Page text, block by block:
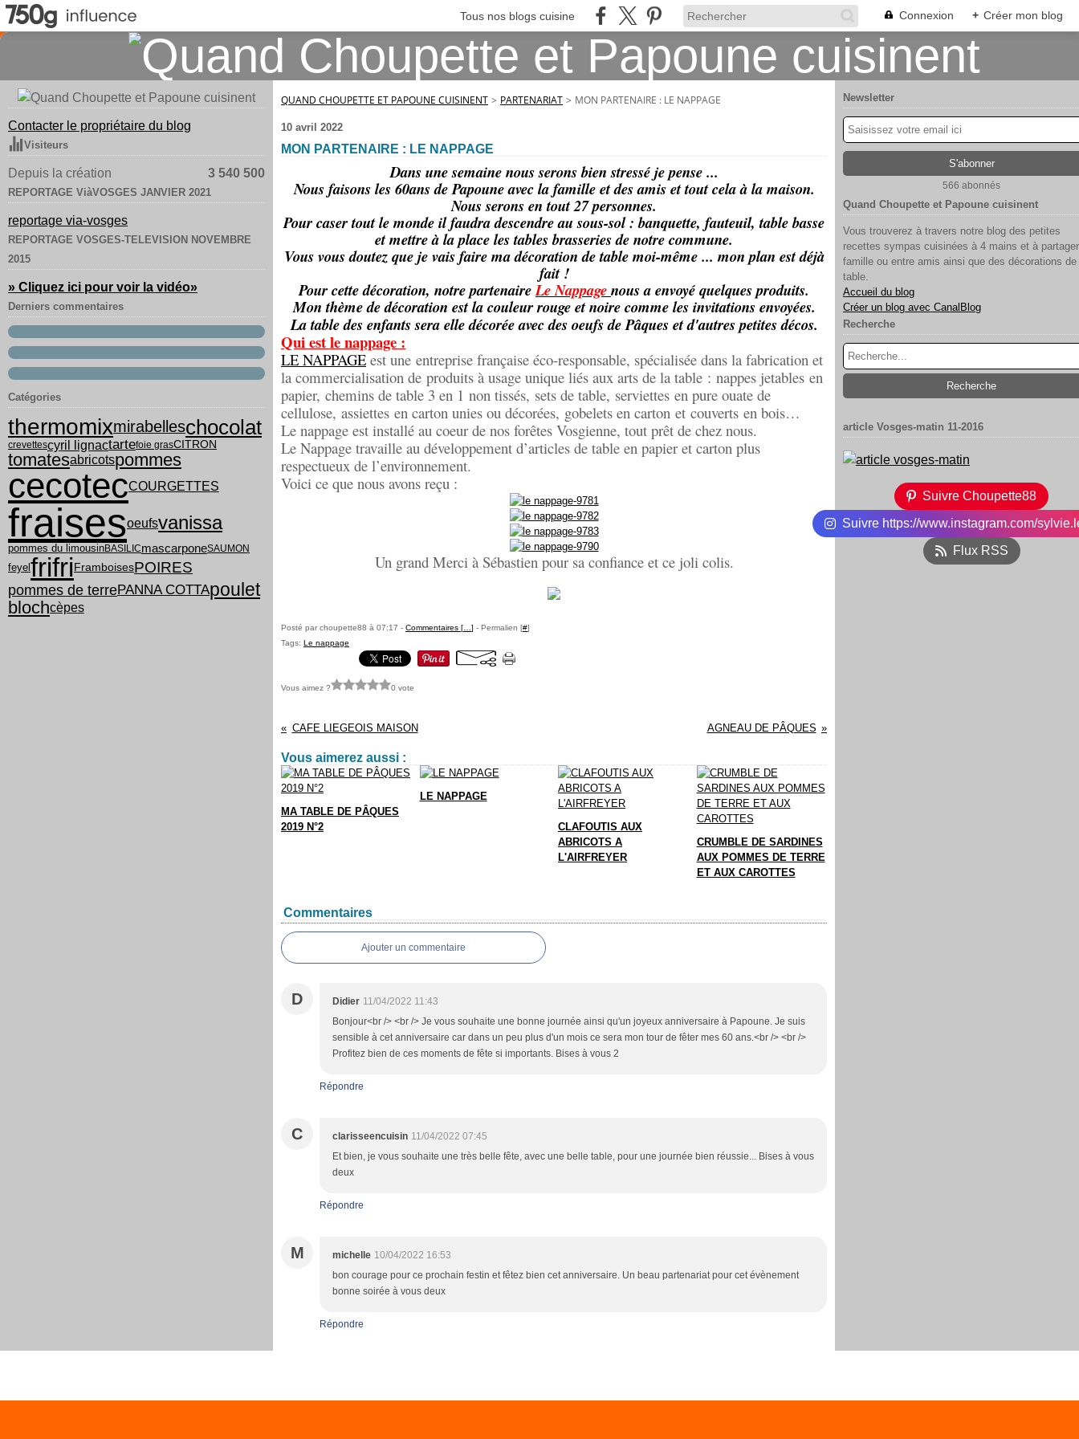
Tous nos blogs cuisine Connexion + Créer mon blog
Contacter le propriétaire du blog
Visiteurs
Depuis la création 3 540 500
REPORTAGE ViàVOSGES JANVIER 2021
reportage via-vosges
REPORTAGE VOSGES-TELEVISION NOVEMBRE
2015
» Cliquez ici pour voir la vidéo»
Derniers commentaires
Catégories
thermomixmirabelleschocolat
crevettescyril lignactartefoie grasCITRON
tomatesabricotspommes
cecotecCOURGETTES
fraisesoeufsvanissa
pommes du limousinBASILICmascarponeSAUMON
feyelfrifri FramboisesPOIRES
pommes de terrePANNA COTTApoulet
blochcèpes
QUAND CHOUPETTE ET PAPOUNE CUISINENT > PARTENARIAT > MON PARTENAIRE : LE NAPPAGE
10 avril 2022
MON PARTENAIRE : LE NAPPAGE
Dans une semaine nous serons bien stressé je pense ...
Nous faisons les 60ans de Papoune avec la famille et des amis et tout cela à la maison.
Nous serons en tout 27 personnes.
Pour caser tout le monde il faudra descendre au sous-sol : banquette, fauteuil, table basse
et mettre à la place les tables brasseries de notre commune.
Vous vous doutez que je vais faire ma décoration de table moi-même ... mon plan est déjà
fait !
Pour cette décoration, notre partenaireLe Nappagenous a envoyé quelques produits.
Mon thème de décoration est la couleur rouge et noire comme les invitations envoyées.
La table des enfants sera elle décorée avec des oeufs de Pâques et d'autres petites décos.
Qui est le nappage :
LE NAPPAGE est une entreprise française éco-responsable, spécialisée dans la fabrication et
la commercialisation de produits à usage unique liés aux arts de la table : nappes jetables en
papier, chemins de table 3 en 1 non tissés, sets de table, serviettes en pure ouate de
cellulose, assiettes en carton unies ou décorées, gobelets en carton et couverts en bois…
Le nappage est installé au coeur de nos forêtes Vosgienne, tout prêt de chez nous.
Le Nappage travaille au développement d’articles de table en papier et carton plus
respectueux de l’environnement.
Voici ce que nous avons reçu :
Un grand Merci à Sébastien pour sa confiance et ce joli colis.
Posté par choupette88 à 07:17 - Commentaires [ ] - Permalien [#]
Tags: Le nappage
Vous aimez ? 0 vote
CAFE LIEGEOIS MAISON AGNEAU DE PÂQUES
Vous aimerez aussi :
MA TABLE DE PÂQUES
2019 N°2
LE NAPPAGE
CLAFOUTIS AUX
ABRICOTS A
L'AIRFREYER
CRUMBLE DE SARDINES
AUX POMMES DE TERRE
ET AUX CAROTTES
Commentaires
Ajouter un commentaire
D Didier 11/04/2022 11:43
Bonjour<br /> <br /> Je vous souhaite une bonne journée ainsi qu'un joyeux anniversaire à Papoune. Je suis
sensible à cet anniversaire car dans un peu plus d'un mois ce sera mon tour de fêter mes 60 ans.<br /> <br />
Profitez bien de ces moments de fête si importants. Bises à vous 2
Répondre
C clarisseencuisin 11/04/2022 07:45
Et bien, je vous souhaite une très belle fête, avec une belle table, pour une journée bien réussie... Bises à vous
deux
Répondre
M michelle 10/04/2022 16:53
bon courage pour ce prochain festin et fêtez bien cet anniversaire. Un beau partenariat pour cet évènement
bonne soirée à vous deux
Répondre
Newsletter
566 abonnés
Quand Choupette et Papoune cuisinent
Vous trouverez à travers notre blog des petites
recettes sympas cuisinées à 4 mains et à
famille ou entre amis ainsi que des décorations de
table.
Accueil du blog
Créer un blog avec CanalBlog
Recherche
article Vosges-matin 11-2016
Suivre Choupette88
Suivre https://www.instagram.com/
Flux RSS